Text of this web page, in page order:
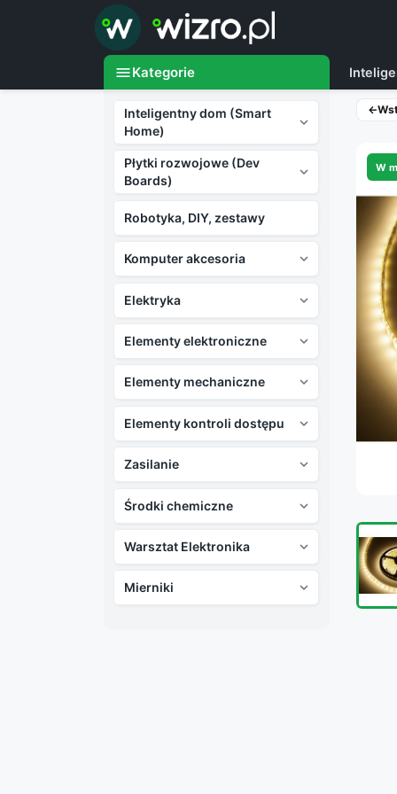
menuKategorie
Inteligentny dom (Smart
Home)

Płytki rozwojowe (Dev
Boards)

Robotyka, DIY, zestawy
Komputer akcesoria 
Elektryka 
Elementy elektroniczne 
Elementy mechaniczne 
Elementy kontroli dostępu 
Zasilanie 
Środki chemiczne 
Warsztat Elektronika 
Mierniki 
←
W